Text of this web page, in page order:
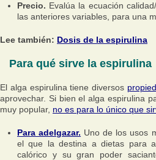
Precio. Evalúa la ecuación
las anteriores variables, para una
Lee también: Dosis de la espirulina
Para qué sirve la espirulina
El alga espirulina tiene diversos
aprovechar. Si bien el alga espirulina
muy popular, no es para lo único que
Para adelgazar. Uno de los usos
el que la destina a dietas para
calórico y su gran poder